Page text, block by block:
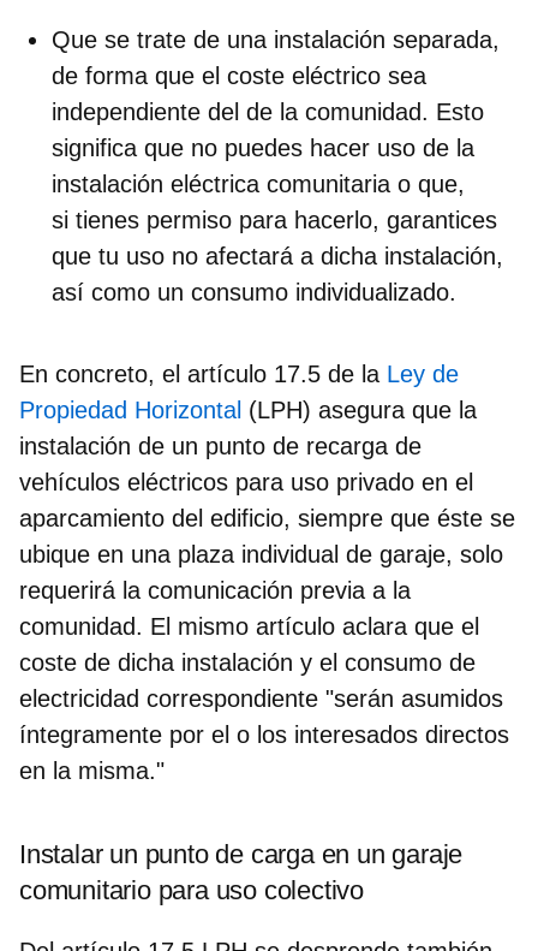
Que se trate de una instalación separada,
de forma que el coste eléctrico sea
independiente del de la comunidad. Esto
significa que no puedes hacer uso de la
instalación eléctrica comunitaria o que,
si tienes permiso para hacerlo, garantices
que tu uso no afectará a dicha instalación,
así como un consumo individualizado.
En concreto, el artículo 17.5 de la Ley de
Propiedad Horizontal (LPH) asegura que la
instalación de un punto de recarga de
vehículos eléctricos para uso privado en el
aparcamiento del edificio, siempre que éste se
ubique en una plaza individual de garaje, solo
requerirá la comunicación previa a la
comunidad. El mismo artículo aclara que el
coste de dicha instalación y el consumo de
electricidad correspondiente "serán asumidos
íntegramente por el o los interesados directos
en la misma."
Instalar un punto de carga en un garaje
comunitario para uso colectivo